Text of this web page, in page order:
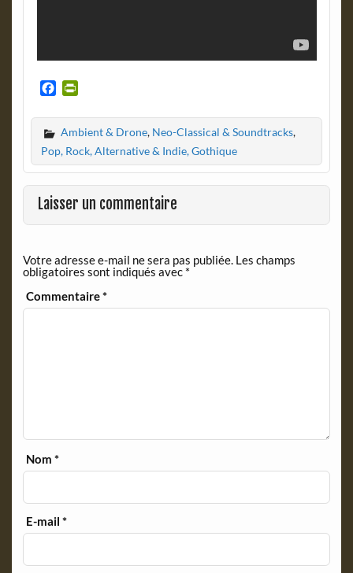
c
e
b
o
o
k
i
n
t
F
r
i
e
n
l
y
Ambient & Drone, Neo-Classical & Soundtracks,
Pop, Rock, Alternative & Indie, Gothique
Laisser un commentaire
Votre adresse e-mail ne sera pas publiée. Les champs
obligatoires sont indiqués avec *
Commentaire*
Nom*
E-mail*